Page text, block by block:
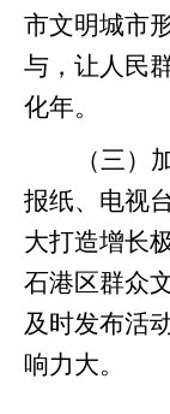
市文明城市
与，让人民
化年。
（三）
报纸、电视
大打造增长
石港区群众
及时发布活
响力大。